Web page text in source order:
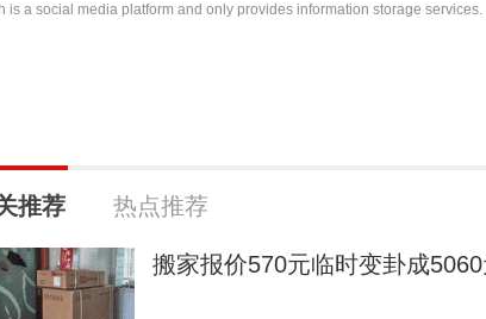
is a social media platform and only provides information storage services.
推荐 热点推荐
搬家报价570元临时变卦成